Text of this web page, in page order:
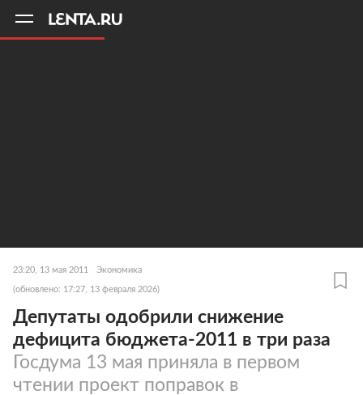
23:20, 13 мая 2011 Экономика
(обновлено: 17:27, 13 февраля 2026)
Депутаты одобрили снижение
дефицита бюджета-2011 в три раза
Госдума 13 мая приняла в первом
чтении проект поправок в